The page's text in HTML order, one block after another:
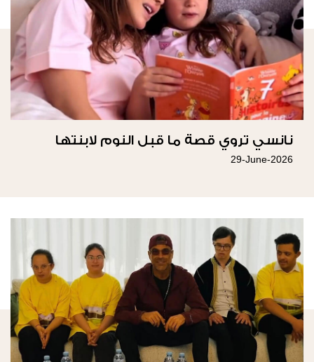
نانسي تروي قصة ما قبل النوم لابنتها
29-June-2026